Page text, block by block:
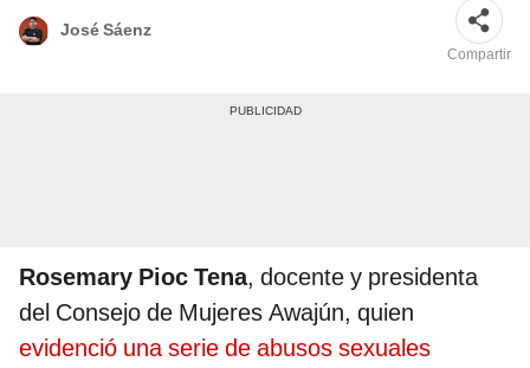
José Sáenz
Compartir
Rosemary Pioc Tena, docente y presidenta
del Consejo de Mujeres Awajún, quien
evidenció una serie de abusos sexuales